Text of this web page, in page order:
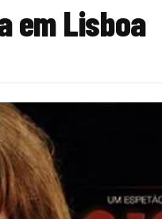
em Lisboa